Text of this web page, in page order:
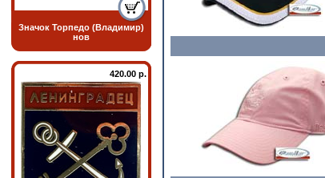
Значок Торпедо (Владимир)
нов
420.00 р.